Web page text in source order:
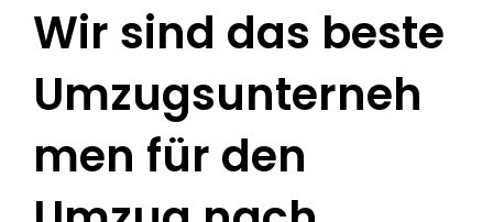
Wir sind das beste
Umzugsunterneh
men für den